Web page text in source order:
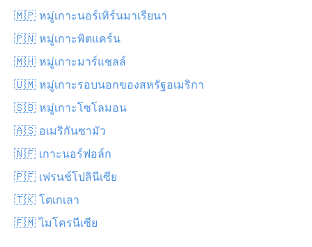
🇲🇵 หมู่เกาะนอร์เทิร์นมาเรียนา
🇵🇳 หมู่เกาะพิตแคร์น
🇲🇭 หมู่เกาะมาร์แชลล์
🇺🇲 หมู่เกาะรอบนอกของสหรัฐอเมริกา
🇸🇧 หมู่เกาะโซโลมอน
🇦🇸 อเมริกันซามัว
🇳🇫 เกาะนอร์ฟอล์ก
🇵🇫 เฟรนช์โปลินีเซีย
🇹🇰 โตเกเลา
🇫🇲 ไมโครนีเซีย